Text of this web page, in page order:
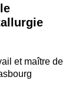
et maître de